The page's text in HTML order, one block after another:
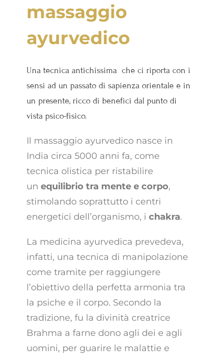
massaggio
ayurvedico
Una tecnica antichissima che ci riporta con i
sensi ad un passato di sapienza orientale e in
un presente, ricco di benefici dal punto di
vista psico-fisico.
Il massaggio ayurvedico nasce in
India circa 5000 anni fa, come
tecnica olistica per ristabilire
un equilibrio tra mente e corpo,
stimolando soprattutto i centri
energetici dell’organismo, i chakra.
La medicina ayurvedica prevedeva,
infatti, una tecnica di manipolazione
come tramite per raggiungere
l’obiettivo della perfetta armonia tra
la psiche e il corpo. Secondo la
tradizione, fu la divinità creatrice
Brahma a farne dono agli dei e agli
uomini, per guarire le malattie e